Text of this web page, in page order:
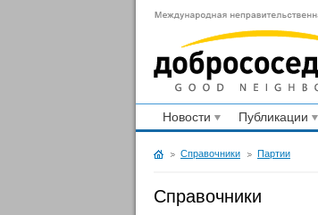
Новости Публикации
Справочники Партии
Справочники